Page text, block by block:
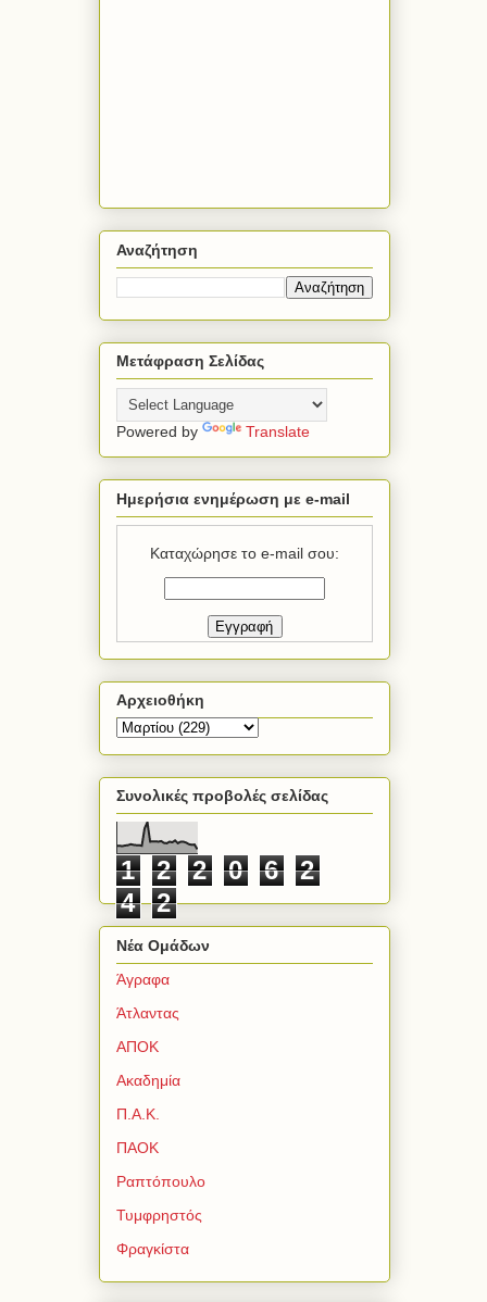
Αναζήτηση
Μετάφραση Σελίδας
Powered by Translate
Ημερήσια ενημέρωση με e-mail
Καταχώρησε το e-mail σου:
Αρχειοθήκη
Συνολικές προβολές σελίδας
1 2 2 0 6
2
4
2
Νέα Ομάδων
Άγραφα
Άτλαντας
ΑΠΟΚ
Ακαδημία
Π.Α.Κ.
ΠΑΟΚ
Ραπτόπουλο
Τυμφρηστός
Φραγκίστα